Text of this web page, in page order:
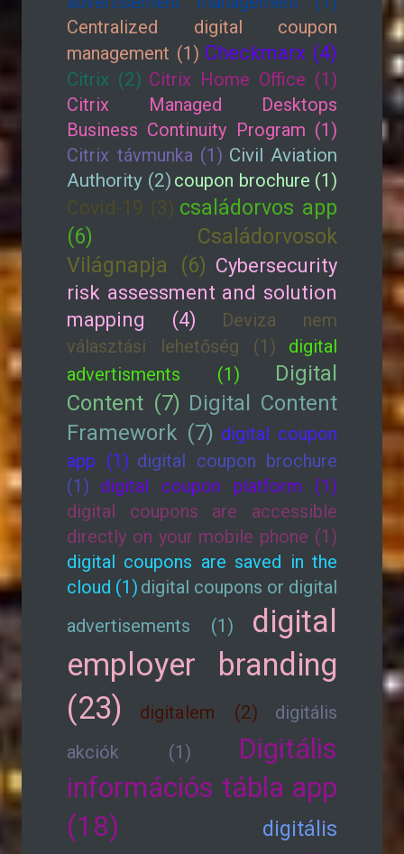
Centralized digital coupon
management (1) Checkmarx (4)
Citrix (2) Citrix Home Office (1)
Citrix Managed Desktops
Business Continuity Program (1)
Citrix távmunka (1) Civil Aviation
Authority (2) coupon brochure (1)
Covid-19 (3) családorvos app
(6)
Családorvosok
Világnapja (6) Cybersecurity
risk assessment and solution
mapping (4)
Deviza nem
választási lehetőség (1)
digital
advertisments (1)
Digital
Content (7) Digital Content
Framework (7) digital coupon
app (1) digital coupon brochure
(1) digital coupon platform (1)
digital coupons are accessible
directly on your mobile phone (1)
digital coupons are saved in the
cloud (1) digital coupons or digital
advertisements (1)
digital
employer branding
(23)
digitalem (2)
digitális
akciók (1)
Digitális
információs tábla app
(18)
digitális